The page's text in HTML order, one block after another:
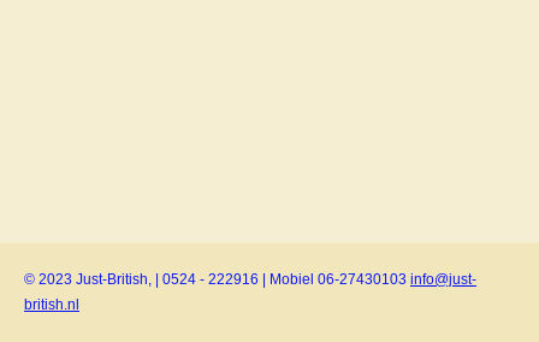
© 2023 Just-British, | 0524 - 222916 | Mobiel 06-27430103 info@just-
british.nl